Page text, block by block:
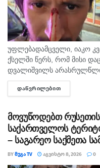
უფლებადამცველი, იაკო
ქსელში წერს, რომ მისი
დვალიშვილს
თქმით, დავით
გადაჰყავთ. ამ წუთებში
ᲓᲐᲬᲕᲠᲘᲚᲔᲑᲘᲗ
მოვუწოდებთ
საქართველოს
– საგარეო საქმეთა
BYᲛᲔᲒᲐ TV ᲐᲒᲕᲘᲡᲢᲝ 8, 2026 0